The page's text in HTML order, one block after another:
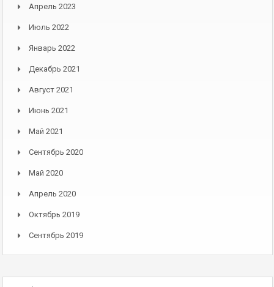
Апрель 2023
Июль 2022
Январь 2022
Декабрь 2021
Август 2021
Июнь 2021
Май 2021
Сентябрь 2020
Май 2020
Апрель 2020
Октябрь 2019
Сентябрь 2019